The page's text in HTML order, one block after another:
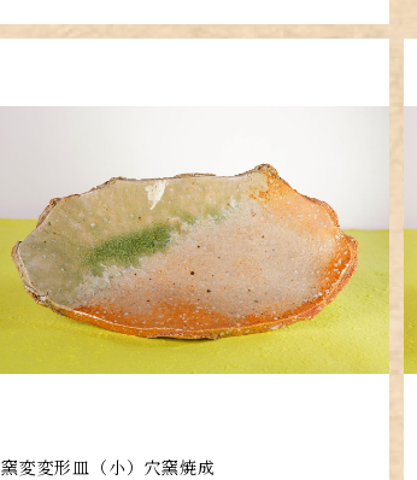
窯変変形皿（小）穴窯焼成